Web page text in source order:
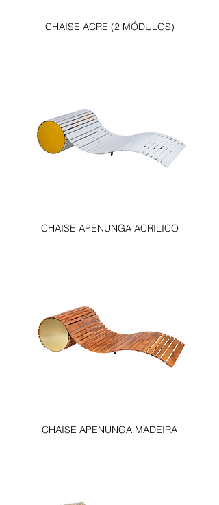
CHAISE ACRE (2 MÓDULOS)
CHAISE APENUNGA ACRILICO
CHAISE APENUNGA MADEIRA